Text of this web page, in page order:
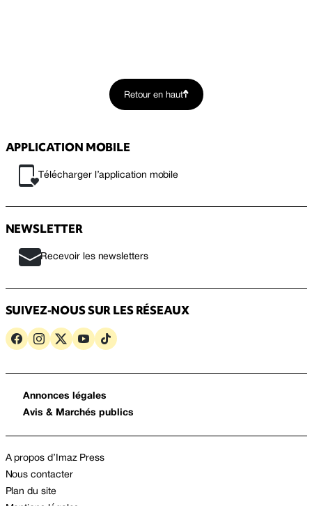
Retour en haut
APPLICATION MOBILE
Télécharger l’application mobile
NEWSLETTER
Recevoir les newsletters
SUIVEZ-NOUS SUR LES RÉSEAUX
Annonces légales
Avis & Marchés publics
A propos d’Imaz Press
Nous contacter
Plan du site